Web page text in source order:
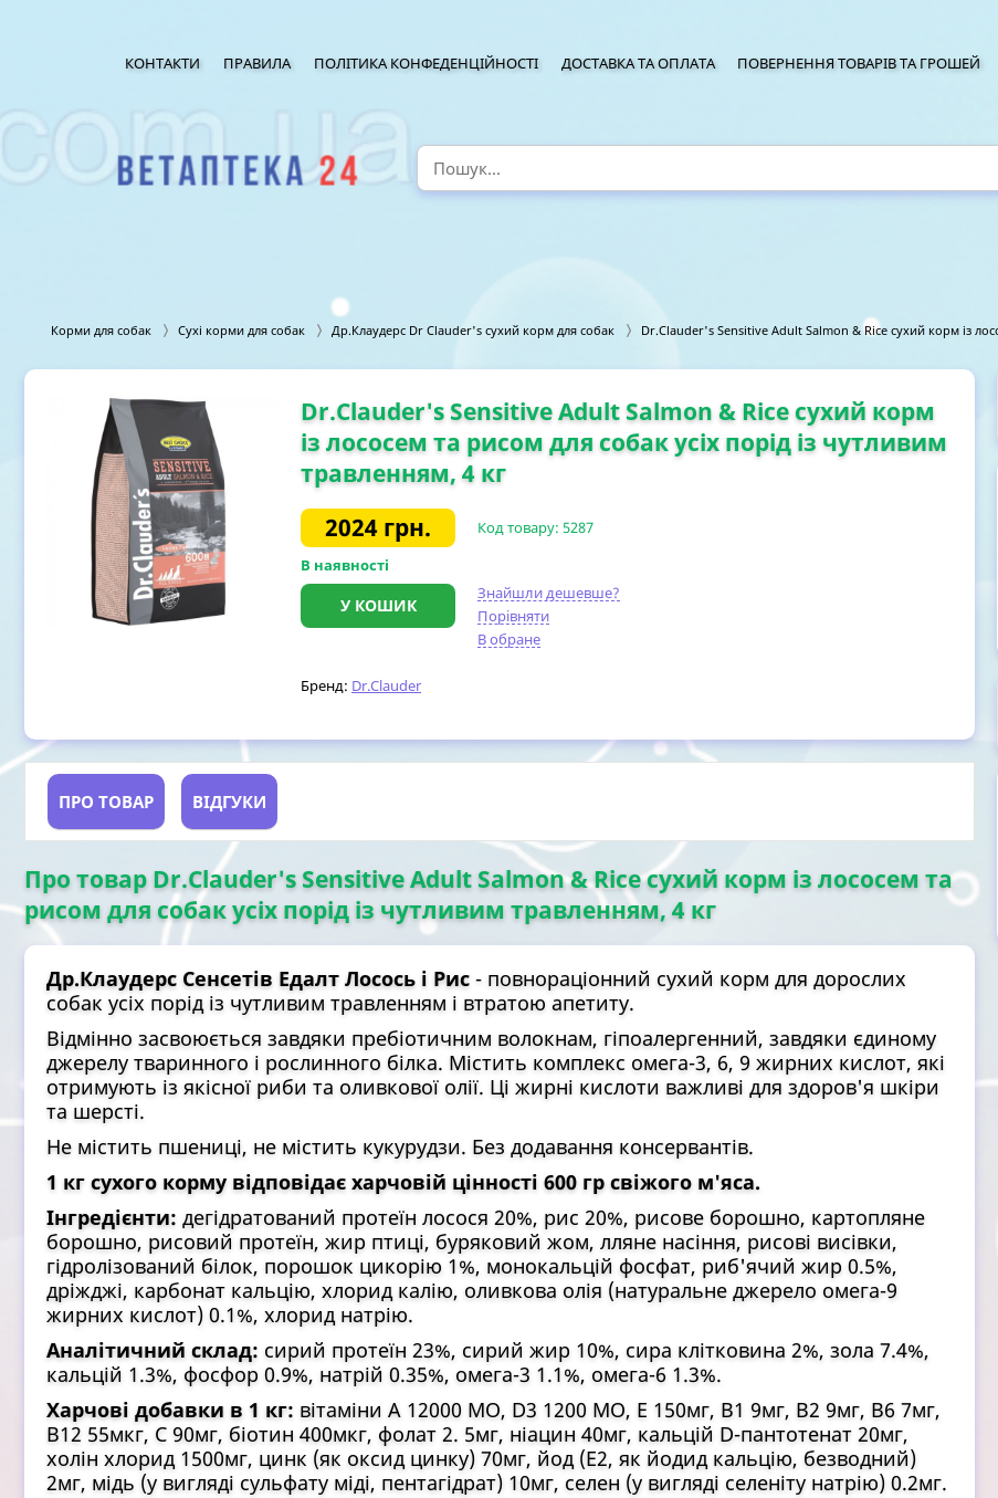
КОНТАКТИ ПРАВИЛА ПОЛІТИКА КОНФЕДЕНЦІЙНОСТІ ДОСТАВКА ТА ОПЛАТА ПОВЕРНЕННЯ ТОВАРІВ ТА ГРОШЕЙ
Корми для собак Сухі корми для собак Др.Клаудерс Dr Сlauder's сухий корм для собак Dr.Clauder's Sensitive Adult Salmon & Rice сухий корм із
Dr.Clauder's Sensitive Adult Salmon & Rice сухий корм
із лососем та рисом для собак усіх порід із чутливим
травленням, 4 кг
2024 грн. Код товару: 5287
В наявності
У КОШИК
Знайшли дешевше?
Порівняти
В обране
Бренд: Dr.Clauder
ПРО ТОВАР ВІДГУКИ
Про товар Dr.Clauder's Sensitive Adult Salmon & Rice сухий корм із лососем та
рисом для собак усіх порід із чутливим травленням, 4 кг
Др.Клаудерс Сенсетів Едалт Лосось і Рис - повнораціонний сухий корм для дорослих
собак усіх порід із чутливим травленням і втратою апетиту.
Відмінно засвоюється завдяки пребіотичним волокнам, гіпоалергенний, завдяки єдиному
джерелу тваринного і рослинного білка. Містить комплекс омега-3, 6, 9 жирних кислот, які
отримують із якісної риби та оливкової олії. Ці жирні кислоти важливі для здоров'я шкіри
та шерсті.
Не містить пшениці, не містить кукурудзи. Без додавання консервантів.
1 кг сухого корму відповідає харчовій цінності 600 гр свіжого м'яса.
Інгредієнти: дегідратований протеїн лосося 20%, рис 20%, рисове борошно, картопляне
борошно, рисовий протеїн, жир птиці, буряковий жом, лляне насіння, рисові висівки,
гідролізований білок, порошок цикорію 1%, монокальцій фосфат, риб'ячий жир 0.5%,
дріжджі, карбонат кальцію, хлорид калію, оливкова олія (натуральне джерело омега-9
жирних кислот) 0.1%, хлорид натрію.
Аналітичний склад: сирий протеїн 23%, сирий жир 10%, сира клітковина 2%, зола 7.4%,
кальцій 1.3%, фосфор 0.9%, натрій 0.35%, омега-3 1.1%, омега-6 1.3%.
Харчові добавки в 1 кг: вітаміни А 12000 МО, D3 1200 МО, Е 150мг, В1 9мг, В2 9мг, В6 7мг,
В12 55мкг, С 90мг, біотин 400мкг, фолат 2. 5мг, ніацин 40мг, кальцій D-пантотенат 20мг,
холін хлорид 1500мг, цинк (як оксид цинку) 70мг, йод (Е2, як йодид кальцію, безводний)
2мг, мідь (у вигляді сульфату міді, пентагідрат) 10мг, селен (у вигляді селеніту натрію) 0.2мг.